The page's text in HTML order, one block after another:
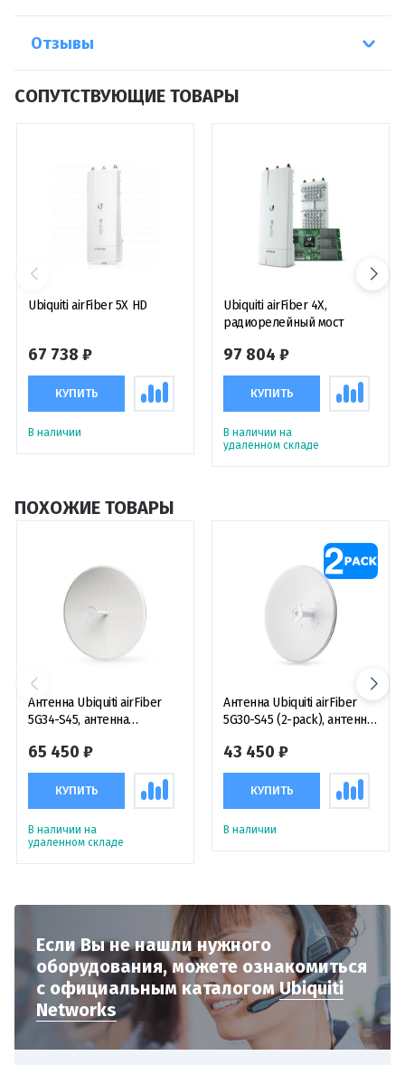
Отзывы
СОПУТСТВУЮЩИЕ ТОВАРЫ
Ubiquiti airFiber 5X HD
67 738 ₽
КУПИТЬ
В наличии
Ubiquiti airFiber 4X,
радиорелейный мост
97 804 ₽
КУПИТЬ
В наличии на
удаленном складе
ПОХОЖИЕ ТОВАРЫ
Антенна Ubiquiti airFiber
5G34-S45, антенна
5 ГГц, 34 дБи
65 450 ₽
КУПИТЬ
В наличии на
удаленном складе
Антенна Ubiquiti airFiber
5G30-S45 (2-pack), антенна
5 ГГц, 30 дБи (комплект 2
штуки)
43 450 ₽
КУПИТЬ
В наличии
Если Вы не нашли нужного
оборудования,можете ознакомиться
с официальнымкаталогомUbiquiti
Networks